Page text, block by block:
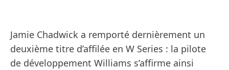
Jamie Chadwick a remporté dernièrement un
deuxième titre d’affilée en W Series : la pilote
de développement Williams s’affirme ainsi